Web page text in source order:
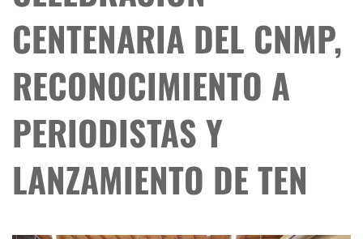
CENTENARIA DEL CNMP,
RECONOCIMIENTO A
PERIODISTAS Y
LANZAMIENTO DE TEN